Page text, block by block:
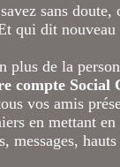
sans
qui dit
plus de la
compte Social
vos amis
en mettant
messages,